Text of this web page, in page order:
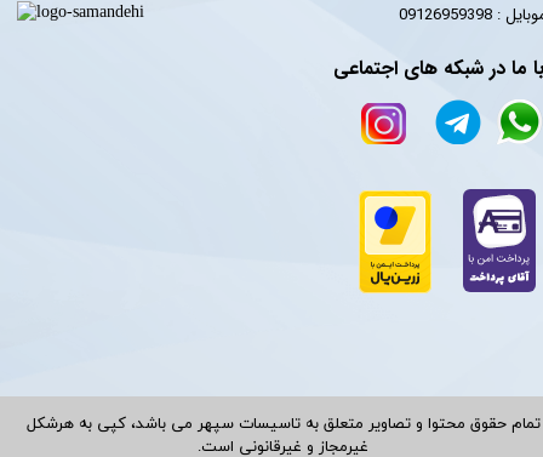
تمام حقوق محتوا و تصاویر متعلق به تاسیسات سپهر می باشد، کپی به هرشکل
غیرمجاز و غیرقانونی است.​​​​​​​
: 09126959398
ما در شبکه های اجتماعی